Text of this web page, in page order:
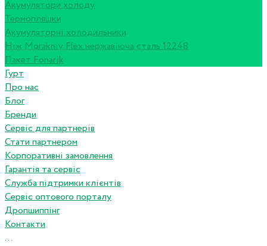
Акумулятори холоду
Термопляшки
Акумуляторні холодильники
Ніж Morakniv Flex нержавіюча сталь 12248
Пакет Fonarik
Гурт
Про нас
Блог
Бренди
Сервіс для партнерів
Стати партнером
Корпоративні замовлення
Гарантія та сервіс
Служба підтримки клієнтів
Сервіс оптового порталу
Дропшиппінг
Контакти
...